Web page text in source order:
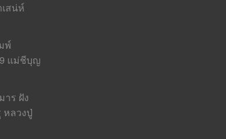
สน่ห์
พ์
แม่ชีบุญ
ร ฝัง
หลวงปู่